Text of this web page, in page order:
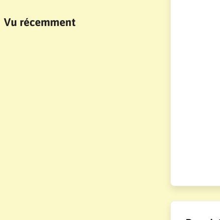
Vu récemment